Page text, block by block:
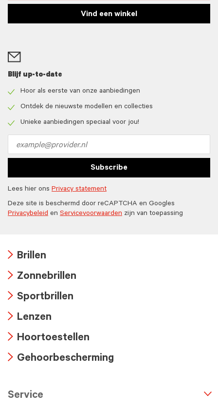
Vind een winkel
Blijf up-to-date
icon
Hoor als eerste van onze aanbiedingen
icon
Ontdek de nieuwste modellen en collecties
Unieke aanbiedingen speciaal voor jou!
address
Subscribe
Lees hier ons Privacy statement
Deze site is beschermd door reCAPTCHA en Googles
Privacybeleid en Servicevoorwaarden zijn van toepassing
icon
Brillen
icon
Zonnebrillen
icon
Sportbrillen
icon
Lenzen
icon
Hoortoestellen
Gehoorbescherming
Service